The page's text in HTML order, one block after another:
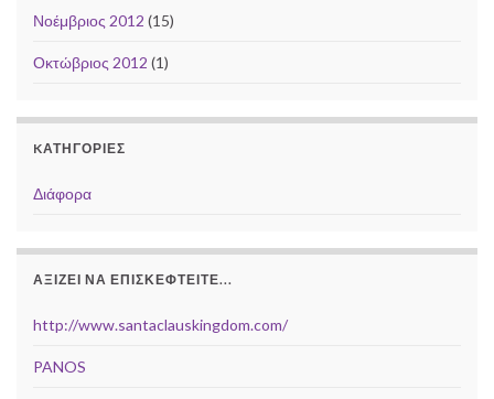
Νοέμβριος 2012 (15)
Οκτώβριος 2012 (1)
KΑΤΗΓΟΡΊΕΣ
Διάφορα
ΑΞΊΖΕΙ ΝΑ ΕΠΙΣΚΕΦΤΕΊΤΕ...
http://www.santaclauskingdom.com/
PANOS